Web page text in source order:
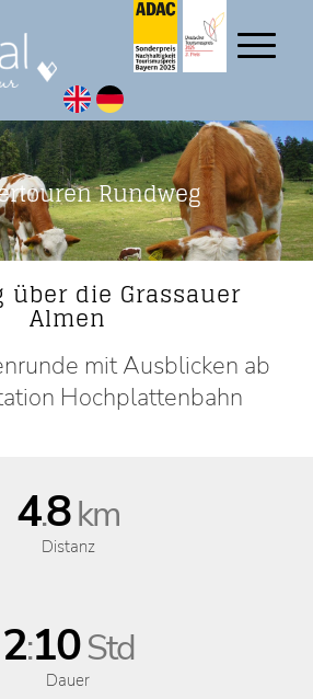
Rundweg
über die Grassauer
Almen
mit Ausblicken ab
Hochplattenbahn
4.8km
Distanz
2:10Std
Dauer